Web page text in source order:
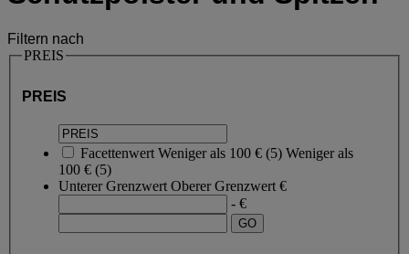
Filtern nach
PREIS
PREIS
Facettenwert Weniger als 100 € (5) Weniger als
100 € (5)
Unterer Grenzwert Oberer Grenzwert €
- €